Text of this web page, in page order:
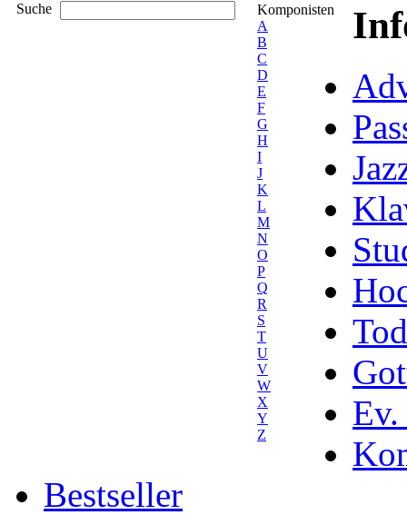
Suche
Komponisten
A
B
C
D
E
F
G
H
I
J
K
L
M
N
O
P
Q
R
S
T
U
V
W
X
Y
Z
Ev.
Bestseller